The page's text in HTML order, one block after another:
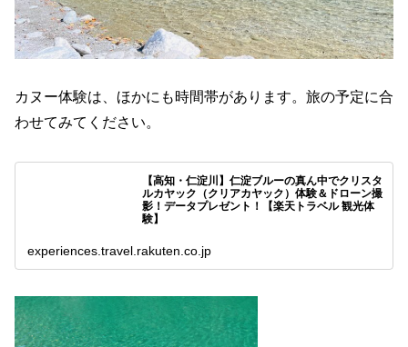
カヌー体験は、ほかにも時間帯があります。旅の予定に合
わせてみてください。
【高知・仁淀川】仁淀ブルーの真ん中でクリスタ
ルカヤック（クリアカヤック）体験＆ドローン撮
影！データプレゼント！【楽天トラベル 観光体
験】
experiences.travel.rakuten.co.jp